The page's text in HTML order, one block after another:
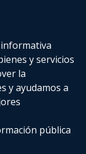
y servicios
la
y ayudamos a
pública